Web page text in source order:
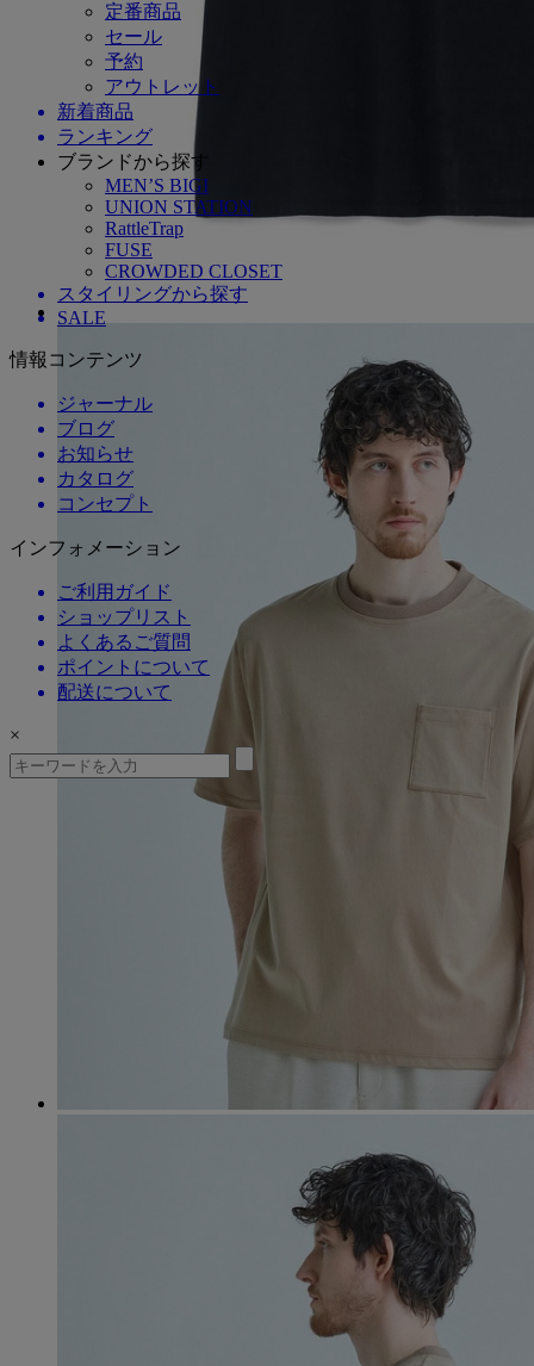
定番商品
セール
予約
アウトレット
新着商品
ランキング
ブランドから探す
MEN’S BIGI
UNION STATION
RattleTrap
FUSE
CROWDED CLOSET
スタイリングから探す
SALE
情報コンテンツ
ジャーナル
ブログ
お知らせ
カタログ
コンセプト
インフォメーション
ご利用ガイド
ショップリスト
よくあるご質問
ポイントについて
配送について
×